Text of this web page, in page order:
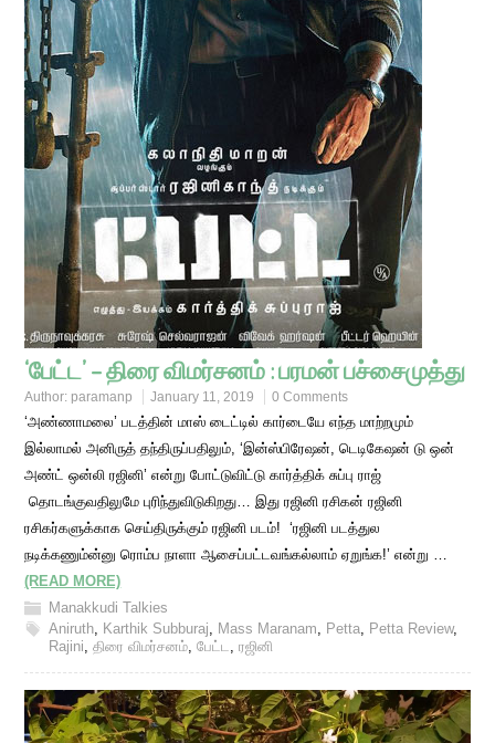
‘பேட்ட’ – திரை விமர்சனம் : பரமன் பச்சைமுத்து
Author: paramanp January 11, 2019 0 Comments
‘அண்ணாமலை’ படத்தின் மாஸ் டைட்டில் கார்டையே எந்த மாற்றமும்
இல்லாமல் அனிருத் தந்திருப்பதிலும், ‘இன்ஸ்பிரேஷன், டெடிகேஷன் டு ஒன்
அண்ட் ஒன்லி ரஜினி’ என்று போட்டுவிட்டு கார்த்திக் சுப்பு ராஜ்
தொடங்குவதிலுமே புரிந்துவிடுகிறது… இது ரஜினி ரசிகன் ரஜினி
ரசிகர்களுக்காக செய்திருக்கும் ரஜினி படம்! ‘ரஜினி படத்துல
நடிக்கணும்ன்னு ரொம்ப நாளா ஆசைப்பட்டவங்கல்லாம் ஏறுங்க!’ என்று …
(READ MORE)
Manakkudi Talkies
Aniruth, Karthik Subburaj, Mass Maranam, Petta, Petta Review,
Rajini,திரை விமர்சனம்,பேட்ட,ரஜினி